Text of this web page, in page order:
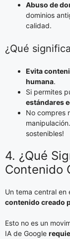
Abuso de
dominios
calidad.
¿Qué
Evita
humana.
Si permites
estándares
No compres
sostenibles!
4. ¿Qué
Contenido
Un tema central en
contenido creado
Esto no es un
IA de Google